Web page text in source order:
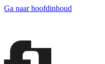
Ga naar hoofdinhoud